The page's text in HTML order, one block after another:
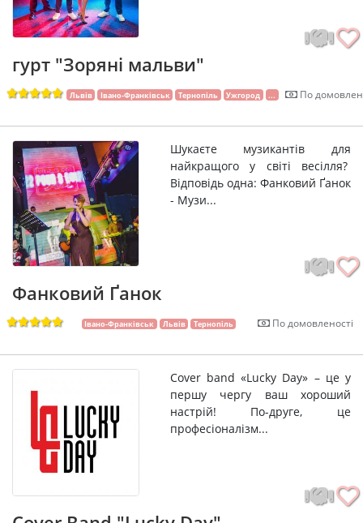
гурт "Зоряні мальви"
Львів Івано-Франківськ Тернопіль Ужгород ... По
Шукаєте музикантів для
найкращого у світі весілля?
Відповідь одна: Фанковий Ґанок
- Музи...
Фанковий Ґанок
Івано-Франківськ Львів Тернопіль По домовленості
Сover band «Lucky Day» – це у
першу чергу ваш хороший
настрій! По-друге, це
професіоналізм...